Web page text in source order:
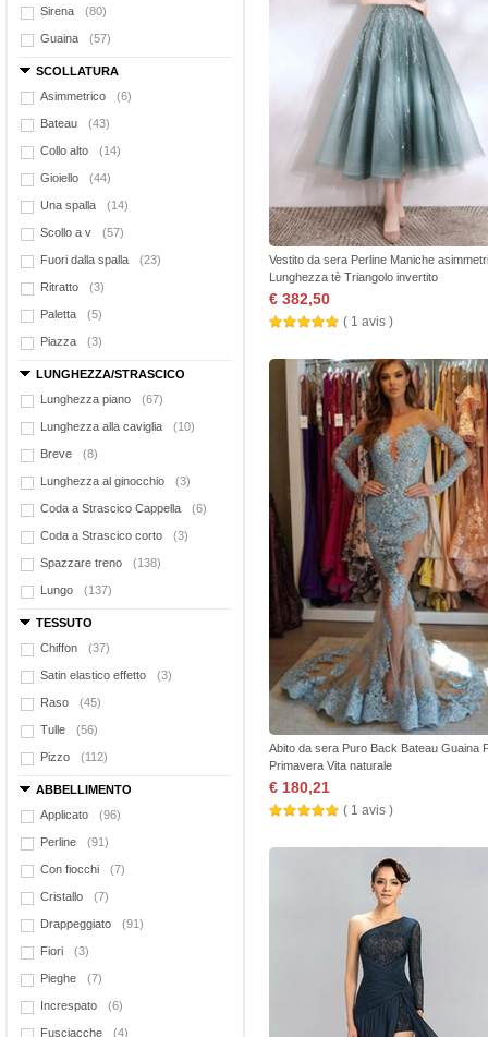
Sirena (80)
Guaina (57)
SCOLLATURA
Asimmetrico
(6)
Bateau (43)
Collo alto (14)
Gioiello (44)
Una spalla (14)
Scollo a v (57)
Fuori dalla spalla (23)
Ritratto (3)
Paletta (5)
Piazza (3)
LUNGHEZZA/STRASCICO
Lunghezza piano
(67)
Lunghezza alla caviglia (10)
Breve (8)
Lunghezza al ginocchio (3)
Coda a Strascico Cappella (6)
Coda a Strascico corto (3)
Spazzare treno (138)
Lungo (137)
TESSUTO
Chiffon
(37)
Satin elastico effetto (3)
Raso (45)
Tulle (56)
Pizzo (112)
ABBELLIMENTO
Applicato
(96)
Perline (91)
Con fiocchi (7)
Cristallo (7)
Drappeggiato (91)
Fiori (3)
Pieghe (7)
Increspato (6)
Fusciacche (4)
Vestito da sera Perline Maniche
Lunghezza tè Triangolo invertito
€ 382,50
( 1 avis )
Abito da sera Puro Back Bateau Guaina
Primavera Vita naturale
€ 180,21
( 1 avis )